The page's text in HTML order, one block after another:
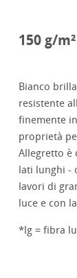
150 g/
Bianco
resistente
finemente
proprietà
Allegretto è
lati lunghi -
lavori di
luce e con
*lg = fibra